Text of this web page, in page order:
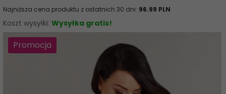
Najniższa cena produktu z ostatnich 30 dni: 96.99 PLN
Koszt wysyłki: Wysyłka gratis!
Promocja